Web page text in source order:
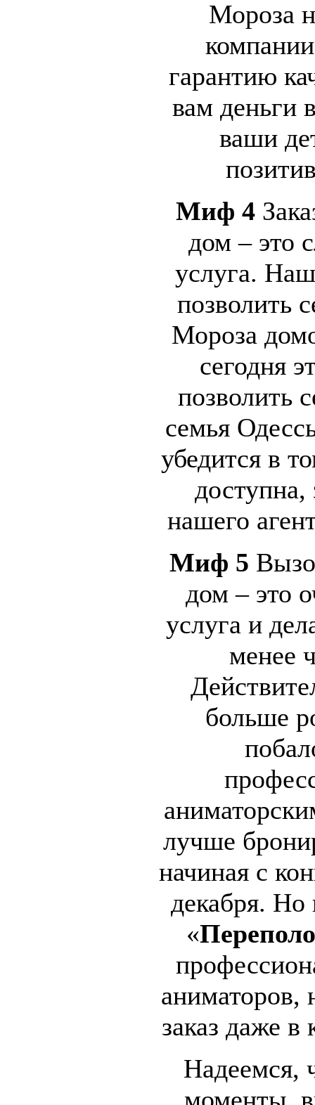
Мороза
гарантию
вам деньги
ваши
Миф 4
дом – это
услуга.
позволить
Мороза
сегодня
позволить
семья
убедится в
доступна,
нашего
Миф 5
дом – это
услуга и
менее
больше
лучше
начиная с
декабря. Но
«
аниматоров,
заказ даже в
Надеемся,